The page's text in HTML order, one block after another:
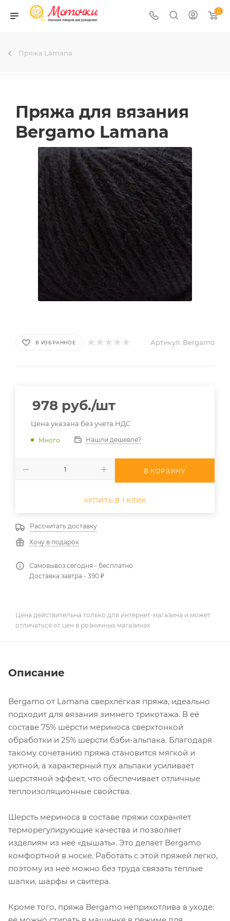
0
Пряжа Lamana
Пряжа для вязания
Bergamo Lamana
В ИЗБРАННОЕ Артикул: Bergamo
978 руб./шт
Цена указана без учета НДС
Много Нашли дешевле?
В КОРЗИНУ
КУПИТЬ В 1 КЛИК
Рассчитать доставку
Хочу в подарок
Самовывоз сегодня - бесплатно
Доставка завтра - 390 ₽
Цена действительна только для интернет-магазина и может
отличаться от цен в розничных магазинах
Описание
Bergamo от Lamana сверхлёгкая пряжа, идеально
подходит для вязания зимнего трикотажа. В её
составе 75% шерсти мериноса сверхтонкой
обработки и 25% шерсти бэби-альпака. Благодаря
такому сочетанию пряжа становится мягкой и
уютной, а характерный пух альпаки усиливает
шерстяной эффект, что обеспечивает отличные
теплоизоляционные свойства.
Шерсть мериноса в составе пряжи сохраняет
терморегулирующие качества и позволяет
изделиям из неё «дышать». Это делает Bergamo
комфортной в носке. Работать с этой пряжей легко,
поэтому из неё можно без труда связать тёплые
шапки, шарфы и свитера.
Кроме того, пряжа Bergamo неприхотлива в уходе: